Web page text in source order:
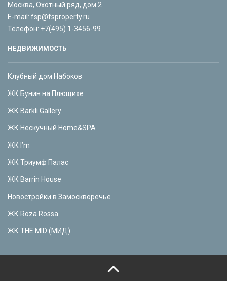
Москва, Охотный ряд, дом 2
E-mail: fsp@fsproperty.ru
Телефон: +7(495) 1-3456-99
НЕДВИЖИМОСТЬ
Клубный дом Набоков
ЖК Бунин на Плющихе
ЖК Barkli Gallery
ЖК Нескучный Home&SPA
ЖК I’m
ЖК Триумф Палас
ЖК Barrin House
Новостройки в Замоскворечье
ЖК Roza Rossa
ЖК THE MID (МИД)